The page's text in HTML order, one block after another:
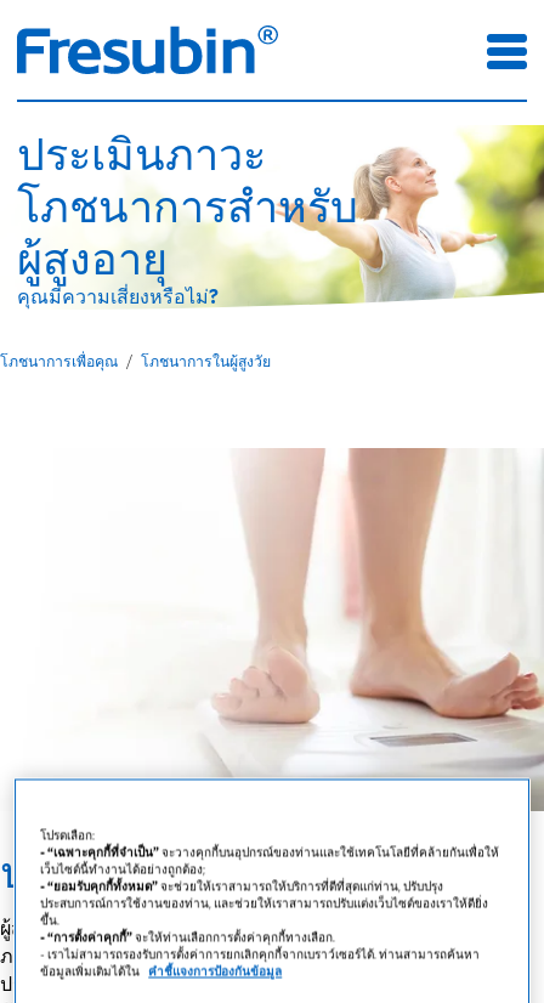
ประเมินภาวะ
โภชนาการสำหรับ
ผู้สูงอายุ
คุณมีความเสี่ยงหรือไม่?
โภชนาการเพื่อคุณ โภชนาการในผู้สูงวัย
ประเมินว่าคุณเสี่ยงหรือไม่
ผู้สูงอายุ หรือผู้ที่มีอาการเจ็บป่วยรุนแรงมีความเสี่ยงที่จะเผชิญ
ภาวะขาดอาหารสูงมาก การตรวจหาดัชนีมวลกาย (BMI) และ
ประเมินพลังงานที่ร่างกายต้องการเป็นวิธีการที่ทำให้ค้นพบ
โปรดเลือก:
- “เฉพาะคุกกี้ที่จำเป็น”จะวางคุกกี้บนอุปกรณ์ของท่านและใช้เทคโนโลยีที่คล้ายกันเพื่อให้
เว็บไซต์นี้ทำงานได้อย่างถูกต้อง;
- “ยอมรับคุกกี้ทั้งหมด”จะช่วยให้เราสามารถให้บริการที่ดีที่สุดแก่ท่าน, ปรับปรุง
ประสบการณ์การใช้งานของท่าน, และช่วยให้เราสามารถปรับแต่งเว็บไซต์ของเราให้ดียิ่ง
ขึ้น.
- “การตั้งค่าคุกกี้”จะให้ท่านเลือกการตั้งค่าคุกกี้ทางเลือก.
- เราไม่สามารถรองรับการตั้งค่าการยกเลิกคุกกี้จากเบราว์เซอร์ได้. ท่านสามารถค้นหา
ข้อมูลเพิ่มเติมได้ใน คำชี้แจงการป้องกันข้อมูล